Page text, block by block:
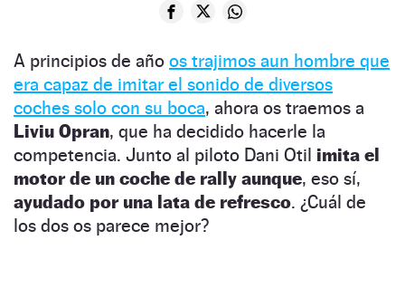
A principios de año os trajimos aun hombre que
era capaz de imitar el sonido de diversos
coches solo con su boca, ahora os traemos a
Liviu Opran, que ha decidido hacerle la
competencia. Junto al piloto Dani Otil imita el
motor de un coche de rally aunque, eso sí,
ayudado por una lata de refresco. ¿Cuál de
los dos os parece mejor?